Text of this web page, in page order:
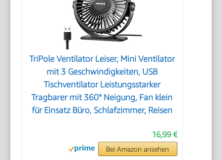
TriPole Ventilator Leiser, Mini Ventilator
mit 3 Geschwindigkeiten, USB
Tischventilator Leistungsstarker
Tragbarer mit 360° Neigung, Fan klein
für Einsatz Büro, Schlafzimmer, Reisen
16,99 €
Bei Amazon ansehen